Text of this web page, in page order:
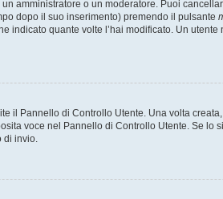
amministratore o un moderatore. Puoi
dopo il suo inserimento) premendo il pulsante
indicato quante volte l’hai modificato. Un
il Pannello di Controllo Utente. Una volta
voce nel Pannello di Controllo Utente. Se
di invio.